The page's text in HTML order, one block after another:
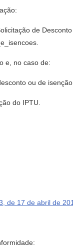
de
e, no caso de:
ou de
do IPTU.
de 17 de abril de